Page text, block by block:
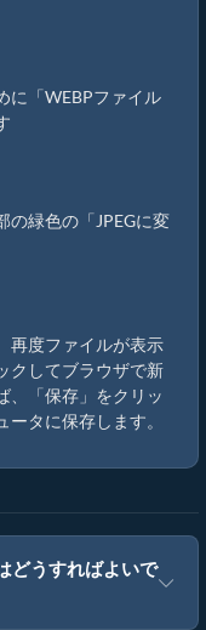
に「WEBPファイル
の緑色の「JPEGに変
再度ファイルが表示
クしてブラウザで新
、「保存」をクリッ
タに保存します。
どうすればよいで